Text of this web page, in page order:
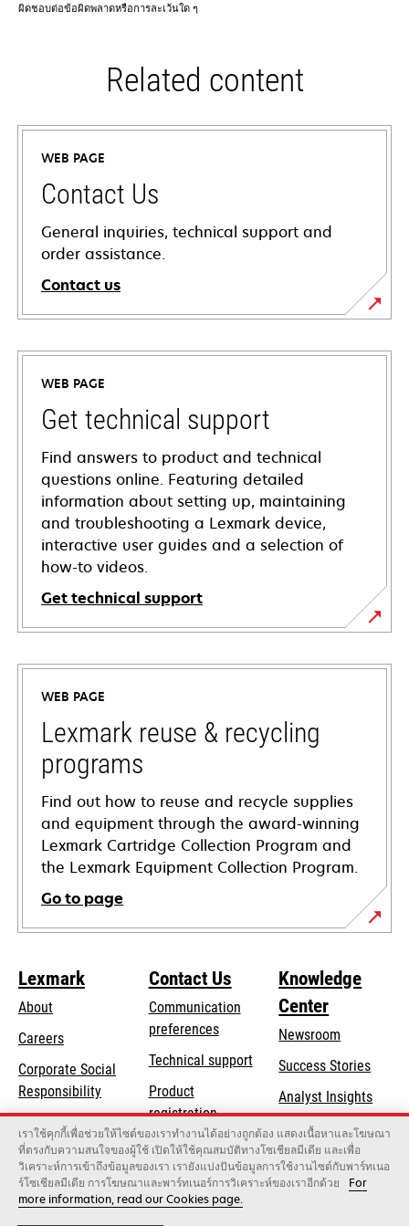
ผิดชอบต่อข้อผิดพลาดหรือการละเว้นใด ๆ
Related content
WEB PAGE
Contact Us
General inquiries, technical support and
order assistance.
Contact us
WEB PAGE
Get technical support
Find answers to product and technical
questions online. Featuring detailed
information about setting up, maintaining
and troubleshooting a Lexmark device,
interactive user guides and a selection of
how-to videos.
Get technical support
opens
in
new
tab
WEB PAGE
Lexmark reuse & recycling
programs
Find out how to reuse and recycle supplies
and equipment through the award-winning
Lexmark Cartridge Collection Program and
the Lexmark Equipment Collection Program.
Go to page
Lexmark
About
Careers
Corporate Social
Responsibilityopens
in
a
new
tab
Sustainability
Lexmark Partners
Contact Us
Communication
preferences
Technical supportopens
new
tab
Product
registration
Find a dealer
Knowledge
Center
Newsroom
Success Stories
Analyst Insights
Lexmark International, Inc., a Xerox Company
เราใช้คุกกี้เพื่อช่วยให้ไซต์ของเราทำงานได้อย่างถูกต้อง แสดงเนื้อหาและโฆษณา
ที่ตรงกับความสนใจของผู้ใช้ เปิดให้ใช้คุณสมบัติทางโซเชียลมีเดีย และเพื่อ
วิเคราะห์การเข้าถึงข้อมูลของเรา เรายังแบ่งปันข้อมูลการใช้งานไซต์กับพาร์ทเนอ
ร์โซเชียลมีเดีย การโฆษณาและพาร์ทเนอร์การวิเคราะห์ของเราอีกด้วย
For
more information, read our Cookies page.